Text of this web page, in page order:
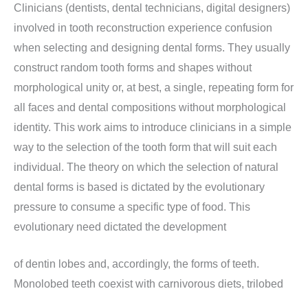
Clinicians (dentists, dental technicians, digital designers)
involved in tooth reconstruction experience confusion
when selecting and designing dental forms. They usually
construct random tooth forms and shapes without
morphological unity or, at best, a single, repeating form for
all faces and dental compositions without morphological
identity. This work aims to introduce clinicians in a simple
way to the selection of the tooth form that will suit each
individual. The theory on which the selection of natural
dental forms is based is dictated by the evolutionary
pressure to consume a specific type of food. This
evolutionary need dictated the development
of dentin lobes and, accordingly, the forms of teeth.
Monolobed teeth coexist with carnivorous diets, trilobed